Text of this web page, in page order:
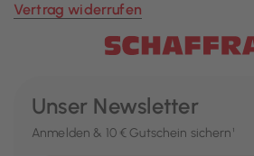
Vertrag widerrufen
Unser Newsletter
Anmelden & 10 € Gutschein sichern¹